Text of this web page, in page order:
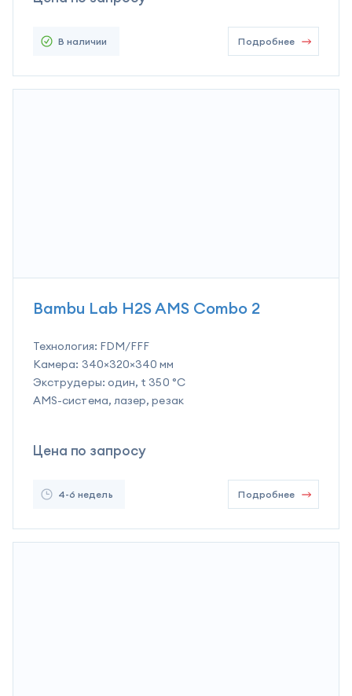
В наличии Подробнее
Bambu Lab H2S AMS Combo 2
Технология: FDM/FFF
Камера: 340×320×340 мм
Экструдеры: один, t 350 °C
AMS-система, лазер, резак
Цена по запросу
4-6 недель Подробнее